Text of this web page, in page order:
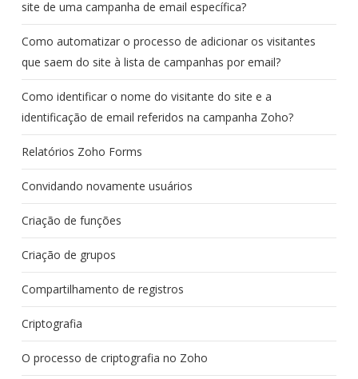
site de uma campanha de email específica?
Como automatizar o processo de adicionar os visitantes
que saem do site à lista de campanhas por email?
Como identificar o nome do visitante do site e a
identificação de email referidos na campanha Zoho?
Relatórios Zoho Forms
Convidando novamente usuários
Criação de funções
Criação de grupos
Compartilhamento de registros
Criptografia
O processo de criptografia no Zoho